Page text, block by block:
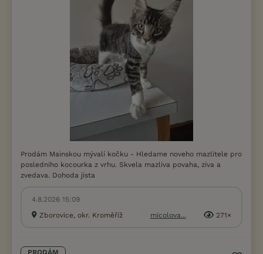
Prodám Mainskou mývalí kočku - Hledame noveho mazlitele pro
posledniho kocourka z vrhu. Skvela mazliva povaha, ziva a
zvedava. Dohoda jista
4.8.2026 15:09
Zborovice, okr. Kroměříž
micolova... 271×
PRODÁM